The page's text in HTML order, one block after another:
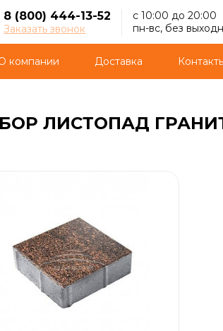
8 (800) 444-13-52
Заказать звонок
с 10:00 до 20:00
пн-вс, без
компании Доставка
ЛИСТОПАД